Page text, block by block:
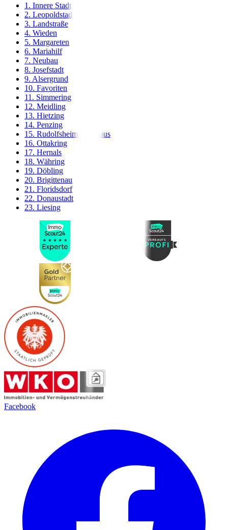
1. Innere Stadt
2. Leopoldstadt
3. Landstraße
4. Wieden
5. Margareten
6. Mariahilf
7. Neubau
8. Josefstadt
9. Alsergrund
10. Favoriten
11. Simmering
12. Meidling
13. Hietzing
14. Penzing
15. Rudolfsheim-Fünfhaus
16. Ottakring
17. Hernals
18. Währing
19. Döbling
20. Brigittenau
21. Floridsdorf
22. Donaustadt
23. Liesing
Facebook